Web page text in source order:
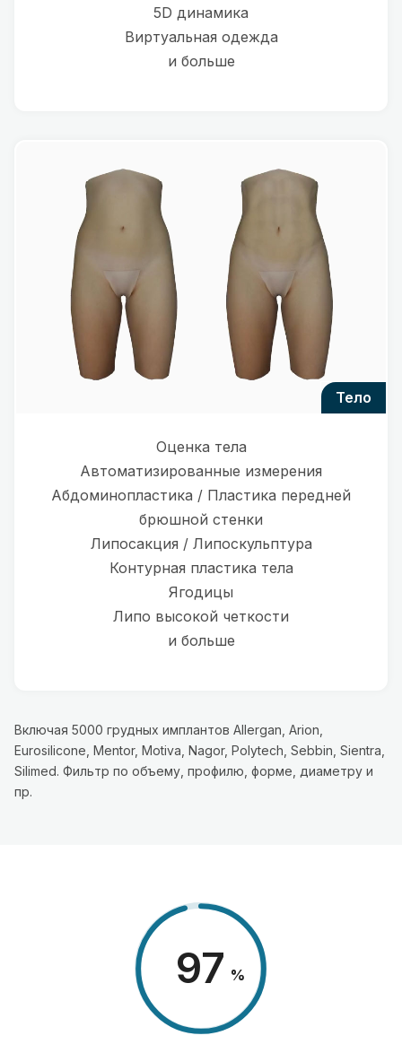
5D динамика
Виртуальная одежда
и больше
тело
Оценка тела
Автоматизированные измерения
Абдоминопластика / Пластика передней
брюшной стенки
Липосакция / Липоскульптура
Контурная пластика тела
Ягодицы
Липо высокой четкости
и больше
Включая 5000 грудных имплантов Allergan, Arion,
Eurosilicone, Mentor, Motiva, Nagor, Polytech, Sebbin, Sientra,
Silimed. Фильтр по объему, профилю, форме, диаметру и
пр.
98 %